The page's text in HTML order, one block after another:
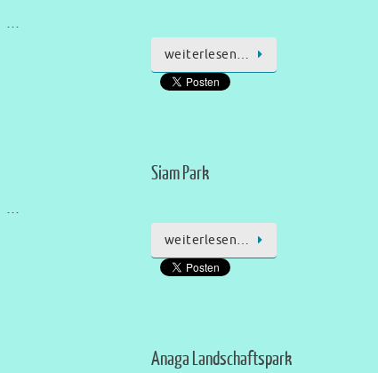
…
weiterlesen…
…
Siam Park
weiterlesen…
Anaga Landschaftspark